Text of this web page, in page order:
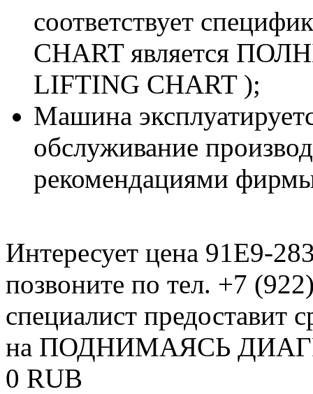
соответствует
CHART является
LIFTING CHART );
Машина
обслуживание
рекомендациями
Интересует цена 91E9-
позвоните по тел. +7
специалист предоставит
на ПОДНИМАЯСЬ
0 RUB